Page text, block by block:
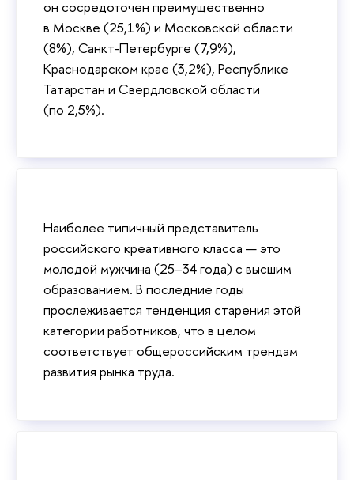
он сосредоточен преимущественно
в Москве (25,1%) и Московской области
(8%), Санкт-Петербурге (7,9%),
Краснодарском крае (3,2%), Республике
Татарстан и Свердловской области
(по 2,5%).
Наиболее типичный представитель
российского креативного класса — это
молодой мужчина (25–34 года) с высшим
образованием. В последние годы
прослеживается тенденция старения этой
категории работников, что в целом
соответствует общероссийским трендам
развития рынка труда.